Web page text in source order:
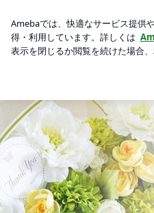
ーツ
で痩せなかったダイエット報告